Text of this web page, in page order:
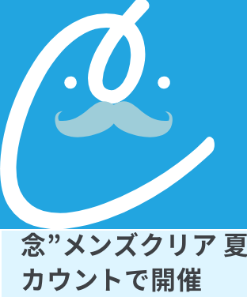
【期間限定】脱毛
念”メンズクリア
カウントで開催